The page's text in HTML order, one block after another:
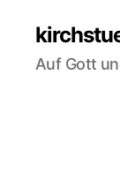
Auf Gott